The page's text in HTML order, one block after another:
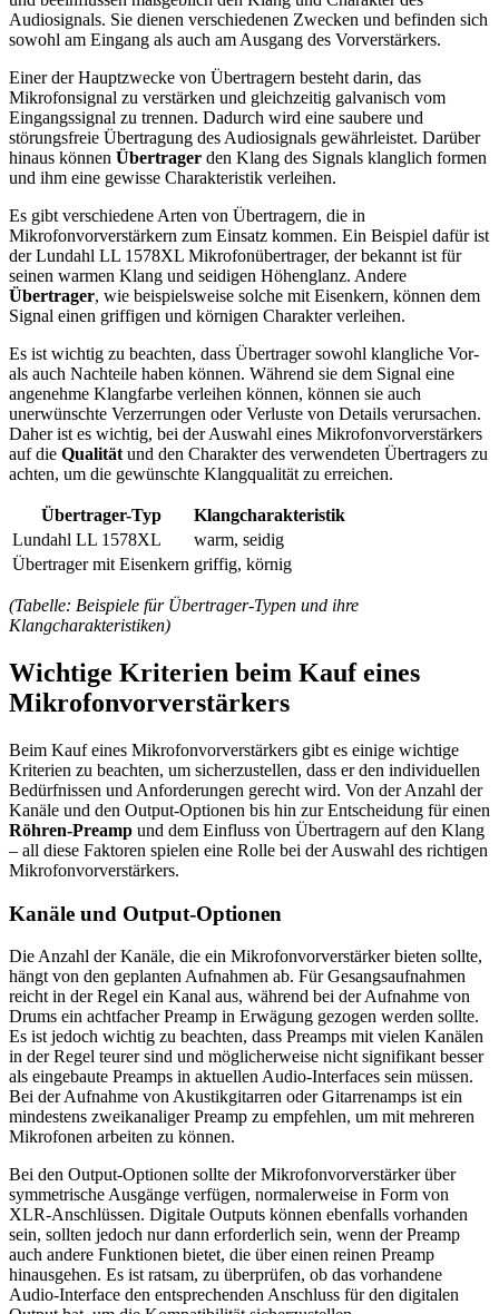
Audiosignals. Sie dienen verschiedenen Zwecken und befinden sich
sowohl am Eingang als auch am Ausgang des Vorverstärkers.
Einer der Hauptzwecke von Übertragern besteht darin, das
Mikrofonsignal zu verstärken und gleichzeitig galvanisch vom
Eingangssignal zu trennen. Dadurch wird eine saubere und
störungsfreie Übertragung des Audiosignals gewährleistet. Darüber
hinaus können Übertrager den Klang des Signals klanglich formen
und ihm eine gewisse Charakteristik verleihen.
Es gibt verschiedene Arten von Übertragern, die in
Mikrofonvorverstärkern zum Einsatz kommen. Ein Beispiel dafür ist
der Lundahl LL 1578XL Mikrofonübertrager, der bekannt ist für
seinen warmen Klang und seidigen Höhenglanz. Andere
Übertrager, wie beispielsweise solche mit Eisenkern, können dem
Signal einen griffigen und körnigen Charakter verleihen.
Es ist wichtig zu beachten, dass Übertrager sowohl klangliche Vor-
als auch Nachteile haben können. Während sie dem Signal eine
angenehme Klangfarbe verleihen können, können sie auch
unerwünschte Verzerrungen oder Verluste von Details verursachen.
Daher ist es wichtig, bei der Auswahl eines Mikrofonvorverstärkers
auf die Qualität und den Charakter des verwendeten Übertragers zu
achten, um die gewünschte Klangqualität zu erreichen.
Übertrager-Typ
Klangcharakteristik
Lundahl LL 1578XL
warm, seidig
Übertrager mit Eisenkern griffig, körnig
(Tabelle: Beispiele für Übertrager-Typen und ihre
Klangcharakteristiken)
Wichtige Kriterien beim Kauf eines
Mikrofonvorverstärkers
Beim Kauf eines Mikrofonvorverstärkers gibt es einige wichtige
Kriterien zu beachten, um sicherzustellen, dass er den individuellen
Bedürfnissen und Anforderungen gerecht wird. Von der Anzahl der
Kanäle und den Output-Optionen bis hin zur Entscheidung für einen
Röhren-Preamp und dem Einfluss von Übertragern auf den Klang
– all diese Faktoren spielen eine Rolle bei der Auswahl des richtigen
Mikrofonvorverstärkers.
Kanäle und Output-Optionen
Die Anzahl der Kanäle, die ein Mikrofonvorverstärker bieten sollte,
hängt von den geplanten Aufnahmen ab. Für Gesangsaufnahmen
reicht in der Regel ein Kanal aus, während bei der Aufnahme von
Drums ein achtfacher Preamp in Erwägung gezogen werden sollte.
Es ist jedoch wichtig zu beachten, dass Preamps mit vielen Kanälen
in der Regel teurer sind und möglicherweise nicht signifikant besser
als eingebaute Preamps in aktuellen Audio-Interfaces sein müssen.
Bei der Aufnahme von Akustikgitarren oder Gitarrenamps ist ein
mindestens zweikanaliger Preamp zu empfehlen, um mit mehreren
Mikrofonen arbeiten zu können.
Bei den Output-Optionen sollte der Mikrofonvorverstärker über
symmetrische Ausgänge verfügen, normalerweise in Form von
XLR-Anschlüssen. Digitale Outputs können ebenfalls vorhanden
sein, sollten jedoch nur dann erforderlich sein, wenn der Preamp
auch andere Funktionen bietet, die über einen reinen Preamp
hinausgehen. Es ist ratsam, zu überprüfen, ob das vorhandene
Audio-Interface den entsprechenden Anschluss für den digitalen